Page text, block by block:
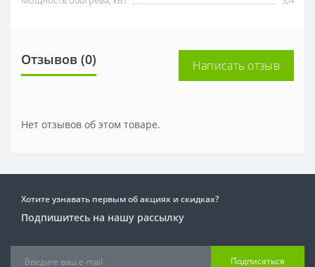
Отзывов (0) Написать отзыв
Нет отзывов об этом товаре.
Хотите узнавать первым об акциях и скидках?
Подпишитесь на нашу рассылку
Подписаться